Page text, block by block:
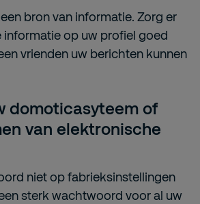
bron van informatie. Zorg er
informatie op uw profiel goed
vrienden uw berichten kunnen
domoticasyteem of
van elektronische
niet op fabrieksinstellingen
sterk wachtwoord voor al uw